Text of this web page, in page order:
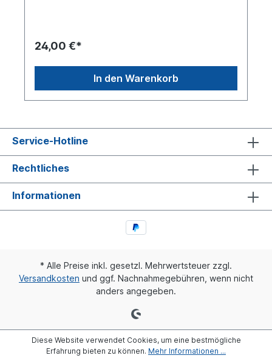
24,00 €*
In den Warenkorb
Service-Hotline
Rechtliches
Informationen
* Alle Preise inkl. gesetzl. Mehrwertsteuer zzgl.
Versandkosten und ggf. Nachnahmegebühren, wenn nicht
anders angegeben.
Diese Website verwendet Cookies, um eine bestmögliche
Erfahrung bieten zu können. Mehr Informationen ...